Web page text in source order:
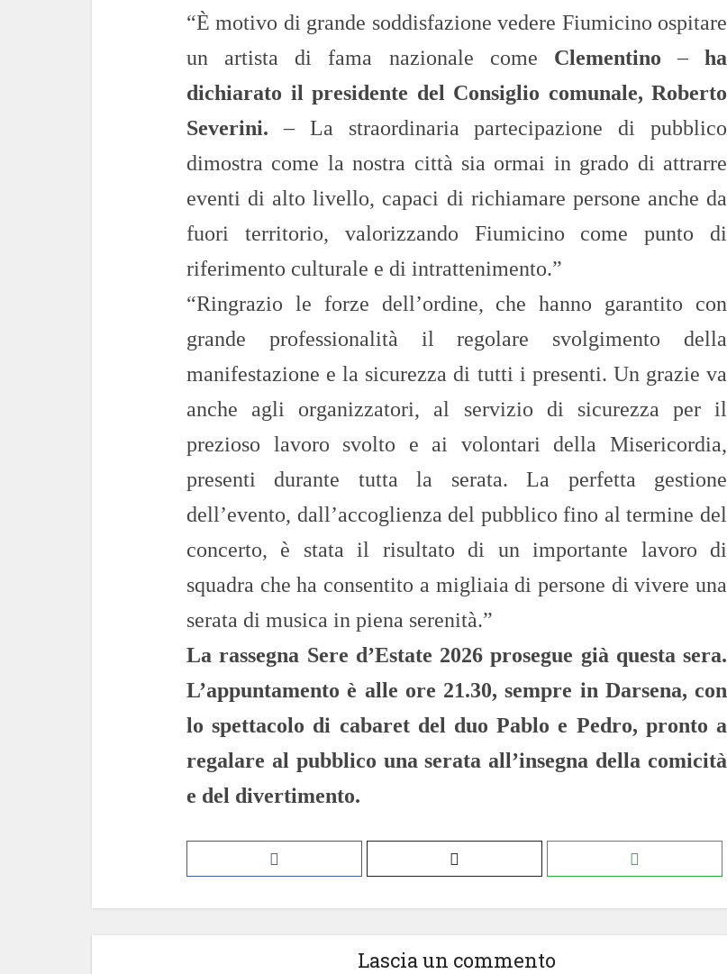
“È motivo di grande soddisfazione vedere Fiumicino ospitare
un artista di fama nazionale come Clementino –ha
dichiarato il presidente del Consiglio comunale, Roberto
Severini. – La straordinaria partecipazione di pubblico
dimostra come la nostra città sia ormai in grado di attrarre
eventi di alto livello, capaci di richiamare persone anche da
fuori territorio, valorizzando Fiumicino come punto di
riferimento culturale e di intrattenimento.”
“Ringrazio le forze dell’ordine, che hanno garantito con
grande professionalità il regolare svolgimento della
manifestazione e la sicurezza di tutti i presenti. Un grazie va
anche agli organizzatori, al servizio di sicurezza per il
prezioso lavoro svolto e ai volontari della Misericordia,
presenti durante tutta la serata. La perfetta gestione
dell’evento, dall’accoglienza del pubblico fino al termine del
concerto, è stata il risultato di un importante lavoro di
squadra che ha consentito a migliaia di persone di vivere una
serata di musica in piena serenità.”
La rassegna Sere d’Estate 2026 prosegue già questa sera.
L’appuntamento è alle ore 21.30, sempre in Darsena, con
lo spettacolo di cabaret del duo Pablo e Pedro, pronto a
regalare al pubblico una serata all’insegna della comicità
e del divertimento.
Lascia un commento